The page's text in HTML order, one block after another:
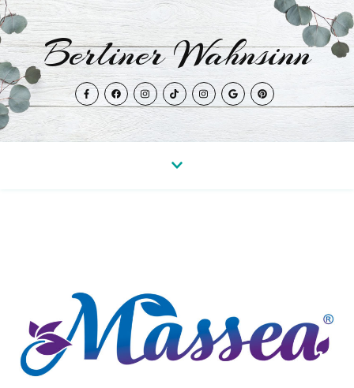
Berliner Wahnsinn